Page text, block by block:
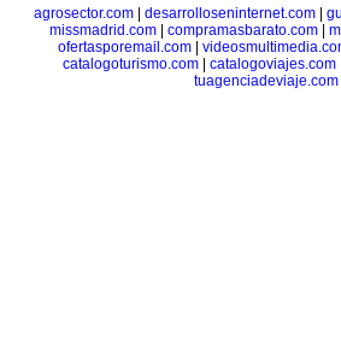
agrosector.com
desarrolloseninternet.com
missmadrid.com| compramasbarato.com|
ofertasporemail.com
catalogoturismo.com
catalogoviajes.com
tuagenciadeviaje.com